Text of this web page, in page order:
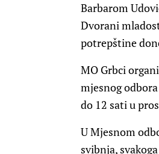
Barbarom
Dvorani
potrepštine
MO Grbci
mjesnog
do 12 sati u
U Mjesnom
svibnja,